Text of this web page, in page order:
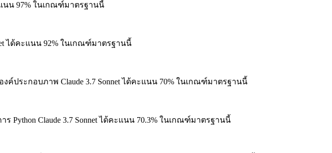
แนน 97% ในเกณฑ์มาตรฐานนี้
ได้คะแนน 92% ในเกณฑ์มาตรฐานนี้
ค์ประกอบภาพ Claude 3.7 Sonnet ได้คะแนน 70% ในเกณฑ์มาตรฐานนี้
ร Python Claude 3.7 Sonnet ได้คะแนน 70.3% ในเกณฑ์มาตรฐานนี้